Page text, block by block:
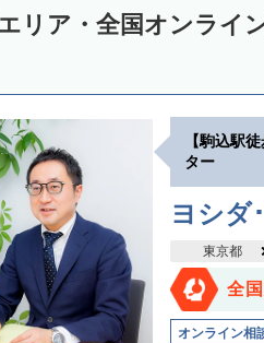
リア・全国オンライ
【駒込駅
ター
ヨシダ
東京都
全
オンライン相